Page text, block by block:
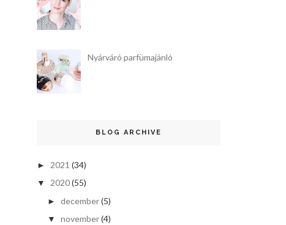
Nyárváró parfümajánló
BLOG ARCHIVE
► 2021 (34)
▼ 2020(55)
► december(5)
▼ november(4)